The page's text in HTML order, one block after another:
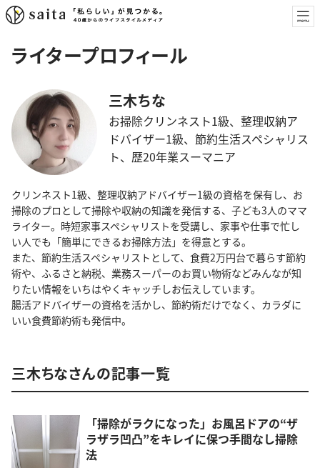
ライタープロフィール
三木ちな
お掃除クリンネスト1級、整理収納ア
ドバイザー1級、節約生活スペシャリス
ト、歴20年業スーマニア
クリンネスト1級、整理収納アドバイザー1級の資格を保有し、お
掃除のプロとして掃除や収納の知識を発信する、子ども3人のママ
ライター。時短家事スペシャリストを受講し、家事や仕事で忙し
い人でも「簡単にできるお掃除方法」を得意とする。
また、節約生活スペシャリストとして、食費2万円台で暮らす節約
術や、ふるさと納税、業務スーパーのお買い物術などみんなが知
りたい情報をいちはやくキャッチしお伝えしています。
腸活アドバイザーの資格を活かし、節約術だけでなく、カラダに
いい食費節約術も発信中。
三木ちなさんの記事一覧
「掃除がラクになった」お風呂ドアの“ザ
ラザラ凹凸”をキレイに保つ手間なし掃除
法